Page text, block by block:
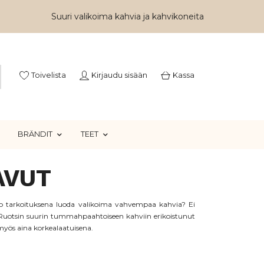
Suuri valikoima kahvia ja kahvikoneita
Toivelista Kirjaudu sisään Kassa
BRÄNDIT TEET
luoda valikoima vahvempaa kahvia? Ei
suurin tummahpaahtoiseen kahviin erikoistunut
aina korkealaatuisena.